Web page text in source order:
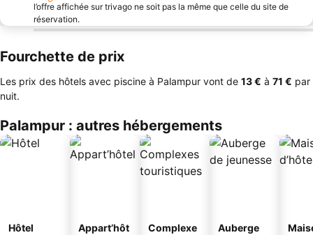
l’offre affichée sur trivago ne soit pas la même que celle du site de
réservation.
Fourchette de prix
Les prix des hôtels avec piscine à Palampur vont de ‎13 € à ‎71 € par
nuit.
Palampur : autres hébergements
Hôtel
Appart’hôt
Complexe
Auberge